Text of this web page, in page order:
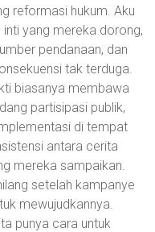
reformasi hukum. Aku
yang mereka dorong,
pendanaan, dan
tak terduga.
biasanya membawa
partisipasi publik,
di tempat
antara cerita
mereka sampaikan.
setelah kampanye
mewujudkannya.
punya cara untuk